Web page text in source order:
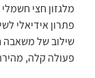
מלגזון חצי
פתרון אידיאלי
שילוב של משאבה
פעולה קלה,